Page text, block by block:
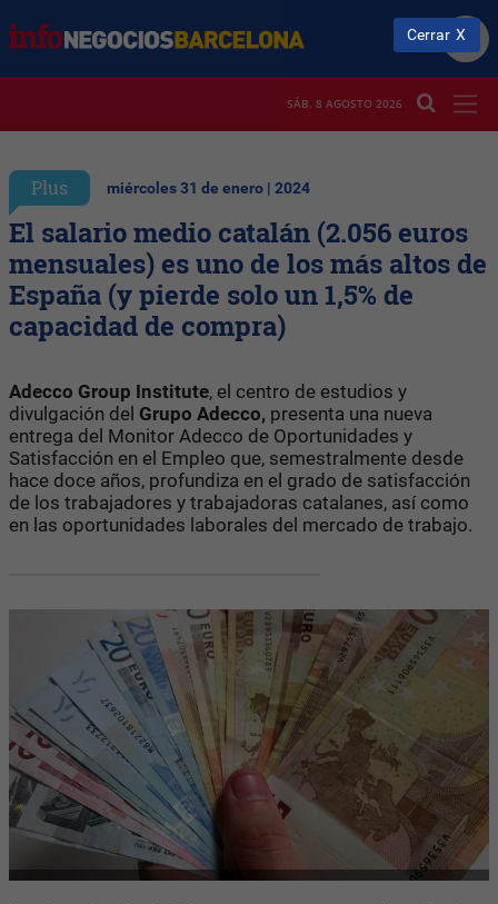
SÁB. 8 AGOSTO 2026
Plus miércoles 31 de enero | 2024
El salario medio catalán (2.056 euros
mensuales) es uno de los más altos de
España (y pierde solo un 1,5% de
capacidad de compra)
Adecco Group Institute, el centro de estudios y
divulgación del Grupo Adecco, presenta una nueva
entrega del Monitor Adecco de Oportunidades y
Satisfacción en el Empleo que, semestralmente desde
hace doce años, profundiza en el grado de satisfacción
de los trabajadores y trabajadoras catalanes, así como
en las oportunidades laborales del mercado de trabajo.
Cerrar